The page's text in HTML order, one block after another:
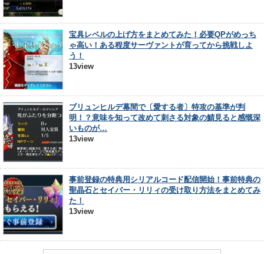
宝具レベルの上げ方をまとめてみた！必要QPがめっち
ゃ高い！ある程度サーヴァントが育ってから挑戦しよ
う！
13view
ブリュンヒルデ幕間で〔愛する者〕特攻の基準が判
明！？意味を知って改めて刺さる対象の鯖見ると感慨深
いものが…
13view
事前登録の特典用シリアルコード配信開始！事前特典の
聖晶石とセイバー・リリィの受け取り方法をまとめてみ
た！
13view